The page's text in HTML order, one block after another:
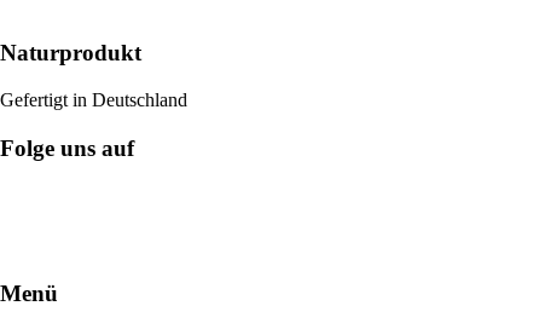
Naturprodukt
Gefertigt in Deutschland
Folge uns auf
Menü